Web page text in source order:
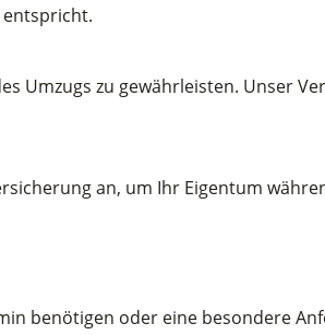
entspricht.
Umzugs zu gewährleisten. Unser
an, um Ihr Eigentum
benötigen oder eine besondere